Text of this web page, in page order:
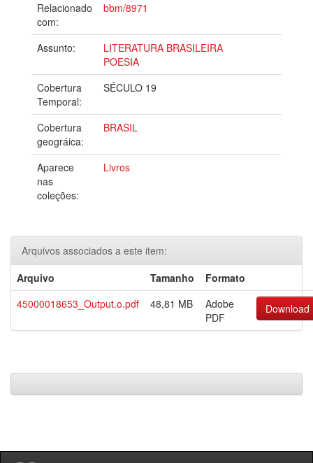
Relacionado
com:
bbm/8971
Assunto:
LITERATURA BRASILEIRA
POESIA
Cobertura
Temporal:
SÉCULO 19
Cobertura
geográica:
BRASIL
Aparece
nas
coleções:
Livros
Arquivos associados a este item:
Arquivo
Tamanho
Formato
45000018653_Output.o.pdf
48,81 MB
Adobe
PDF
Download